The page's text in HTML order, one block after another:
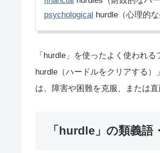
psychological hurdle（心理的な
「hurdle」を使ったよく使われ
hurdle（ハードルをクリアする
は、障害や困難を克服、または
「hurdle」の類義語